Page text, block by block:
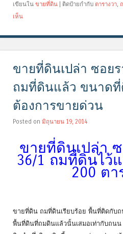
เขียนใน ขายที่ดิน ติดป้ายกำกับ ตารางวา,
เห็น
ขายที่ดินเปล่า ซอย
ถมที่ดินแล้ว ขนาดที่
ต้องการขายด่วน
Posted on มิถุนายน 19, 2014
ขายที่ดินเปล่า
36/1 ถมที่ดินไว้
200 ตา
ขายที่ดิน ถมที่ดินเรียบร้อย พื้นที่ติดกับ
พื้นที่ดินที่ถมดินแล้วนั้นเสมอเท่ากับถน